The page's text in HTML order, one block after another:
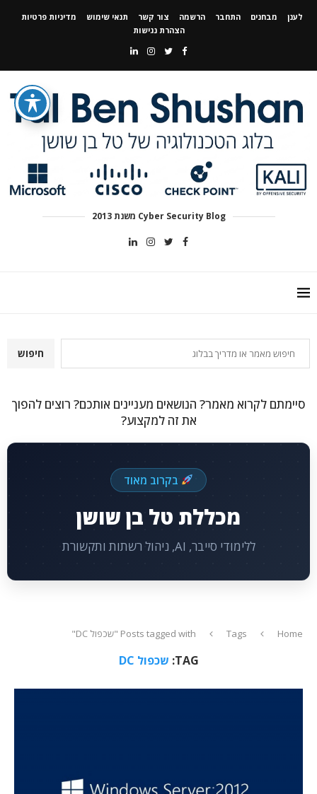
לענן מבחנים התחבר הרשמה צור קשר תנאי שימוש
מדיניות פרטיות
הצהרת נגישות
Cyber Security Blog משנת 2013
חיפוש
סיימתם לקרוא מאמר? הנושאים מעניינים אותכם? רוצים להפוך
את זה למקצוע?
בקרוב מאוד
מכללת טל בן שושן
ללימודי סייבר, AI, ניהול רשתות ותקשורת
Home
Tags Posts tagged with "שכפול DC"
TAG: שכפול DC